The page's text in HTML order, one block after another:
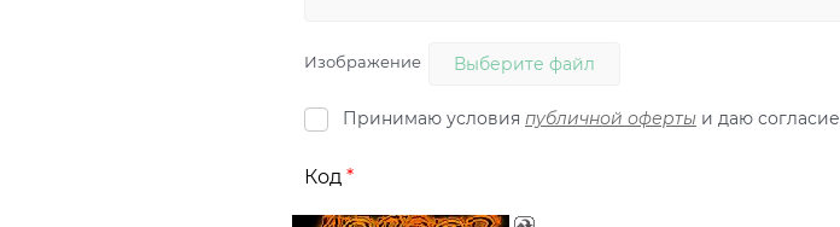
Изображение Выберите файл
Принимаю условия публичной оферты и даю
Код